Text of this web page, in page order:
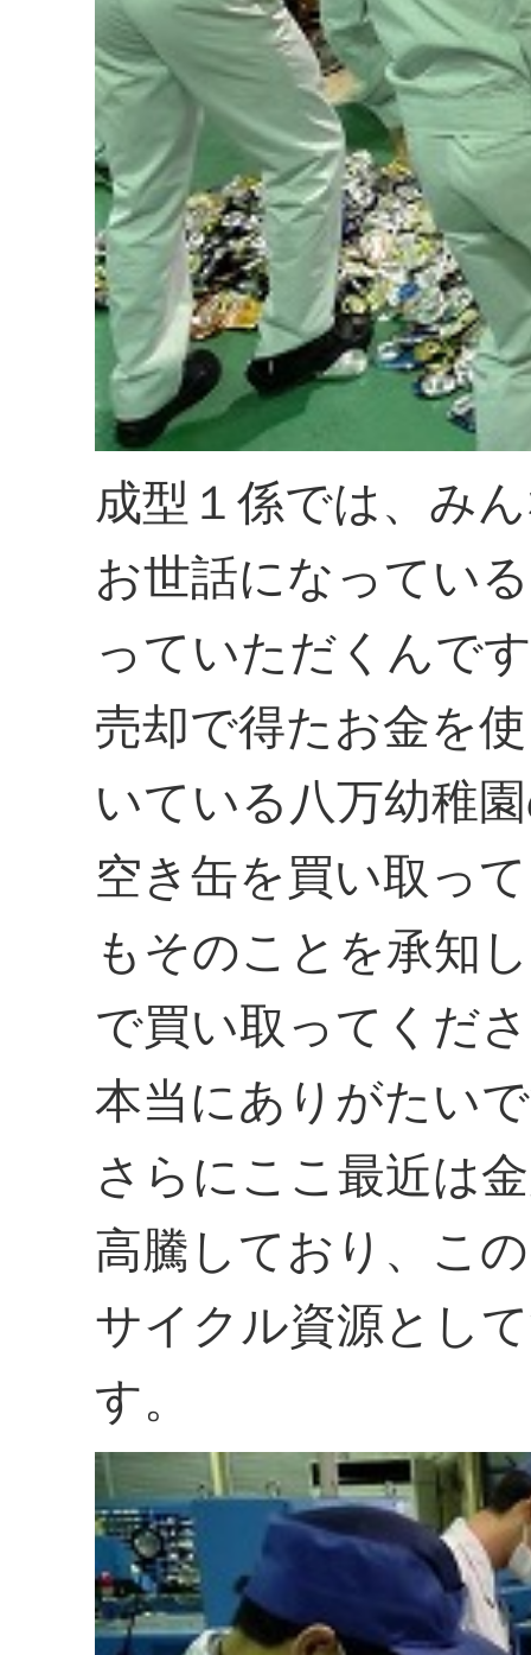
成型１係では、み
お世話になってい
っていただくんで
売却で得たお金を
いている八万幼稚
空き缶を買い取っ
もそのことを承知
で買い取ってくだ
本当にありがたい
さらにここ最近は
高騰しており、こ
サイクル資源とし
す。